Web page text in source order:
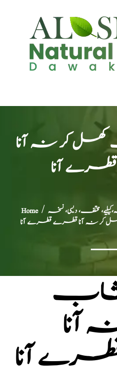
کر نہ آنا
آنا
Home/ مختلف، دیسی، نسخہ
کر نہ آنا قطرے قطرے آنا
آنا
آنا